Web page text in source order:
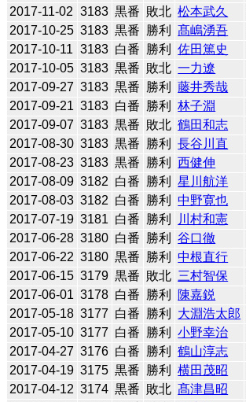
2017-11-02 3183 黒番 敗北 松本武久
2017-10-25 3183 黒番 勝利 髙嶋湧吾
2017-10-11 3183 白番 勝利 佐田篤史
2017-10-05 3183 黒番 敗北 一力遼
2017-09-27 3183 黒番 勝利 藤井秀哉
2017-09-21 3183 白番 勝利 林子淵
2017-09-07 3183 黒番 敗北 鶴田和志
2017-08-30 3183 黒番 勝利 長谷川直
2017-08-23 3183 黒番 勝利 西健伸
2017-08-09 3182 白番 勝利 星川航洋
2017-08-03 3182 白番 勝利 中野寛也
2017-07-19 3181 白番 勝利 川村和憲
2017-06-28 3180 白番 勝利 谷口徹
2017-06-22 3180 黒番 勝利 中根直行
2017-06-15 3179 黒番 敗北 三村智保
2017-06-01 3178 白番 勝利 陳嘉鋭
2017-05-18 3177 白番 勝利 大淵浩太郎
2017-05-10 3177 白番 勝利 小野幸治
2017-04-27 3176 白番 勝利 鶴山淳志
2017-04-19 3175 黒番 勝利 横田茂昭
2017-04-12 3174 黒番 敗北 髙津昌昭